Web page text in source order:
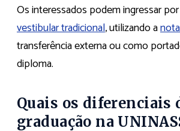
Os interessados podem ingressar
vestibular tradicional, utilizando a
transferência externa ou como
diploma.
Quais os diferenciais
graduação na